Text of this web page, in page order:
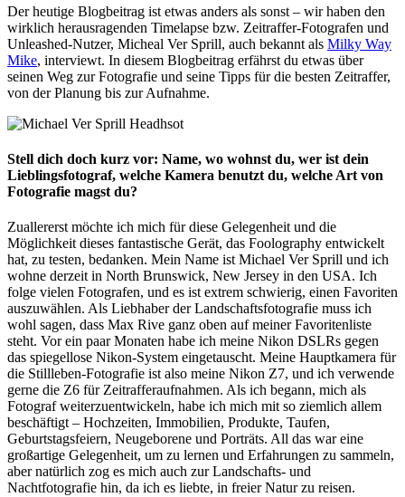
Der heutige Blogbeitrag ist etwas anders als sonst – wir haben den
wirklich herausragenden Timelapse bzw. Zeitraffer-Fotografen und
Unleashed-Nutzer, Micheal Ver Sprill, auch bekannt als Milky Way
Mike, interviewt. In diesem Blogbeitrag erfährst du etwas über
seinen Weg zur Fotografie und seine Tipps für die besten Zeitraffer,
von der Planung bis zur Aufnahme.
Stell dich doch kurz vor: Name, wo wohnst du, wer ist dein
Lieblingsfotograf, welche Kamera benutzt du, welche Art von
Fotografie magst du?
Zuallererst möchte ich mich für diese Gelegenheit und die
Möglichkeit dieses fantastische Gerät, das Foolography entwickelt
hat, zu testen, bedanken. Mein Name ist Michael Ver Sprill und ich
wohne derzeit in North Brunswick, New Jersey in den USA. Ich
folge vielen Fotografen, und es ist extrem schwierig, einen Favoriten
auszuwählen. Als Liebhaber der Landschaftsfotografie muss ich
wohl sagen, dass Max Rive ganz oben auf meiner Favoritenliste
steht. Vor ein paar Monaten habe ich meine Nikon DSLRs gegen
das spiegellose Nikon-System eingetauscht. Meine Hauptkamera für
die Stillleben-Fotografie ist also meine Nikon Z7, und ich verwende
gerne die Z6 für Zeitrafferaufnahmen. Als ich begann, mich als
Fotograf weiterzuentwickeln, habe ich mich mit so ziemlich allem
beschäftigt – Hochzeiten, Immobilien, Produkte, Taufen,
Geburtstagsfeiern, Neugeborene und Porträts. All das war eine
großartige Gelegenheit, um zu lernen und Erfahrungen zu sammeln,
aber natürlich zog es mich auch zur Landschafts- und
Nachtfotografie hin, da ich es liebte, in freier Natur zu reisen.